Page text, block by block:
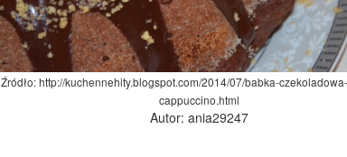
Źródło: http://kuchennehity.blogspot.com/2014/07/babka-
cappuccino.html
Autor: ania29247